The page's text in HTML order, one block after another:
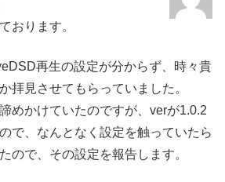
おります。
再生の設定が分からず、時々貴
拝見させてもらっていました。
めかけていたのですが、verが1.0.2
で、なんとなく設定を触っていたら
ので、その設定を報告します。